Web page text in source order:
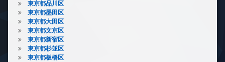
東京都品川区
東京都墨田区
東京都大田区
東京都文京区
東京都新宿区
東京都杉並区
東京都板橋区